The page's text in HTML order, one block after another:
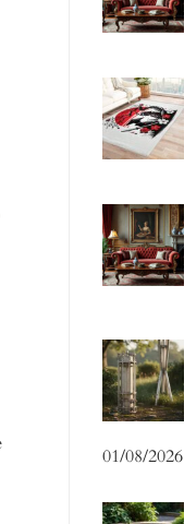
01/08/2026